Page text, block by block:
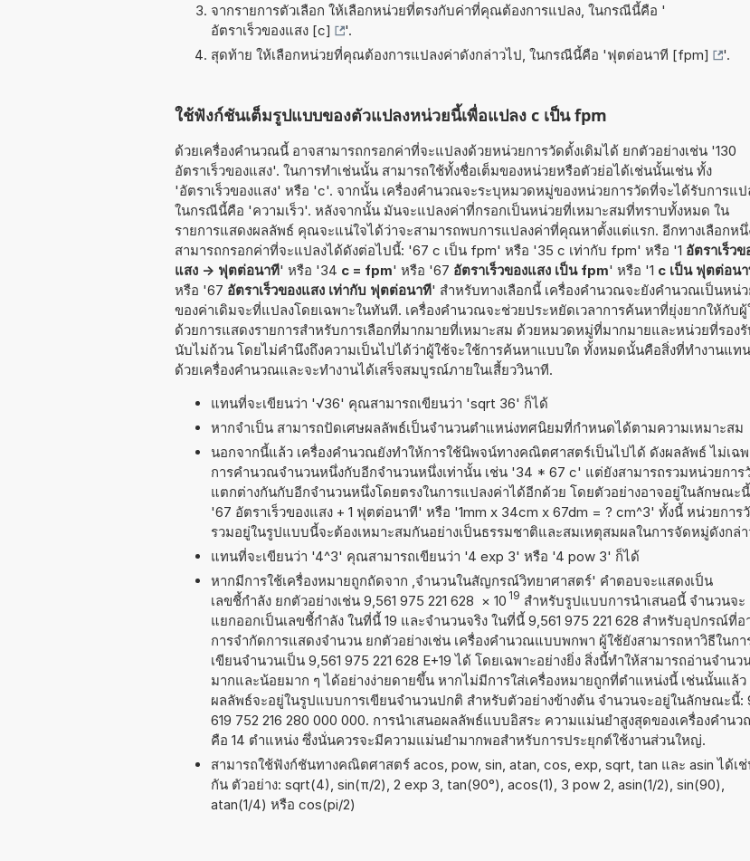
จากรายการตัวเลือก ให้เลือกหน่วยที่ตรงกับค่าที่คุณต้องการแปลง, ในกรณีนี้คือ '
อัตราเร็วของแสง [c]
'.
สุดท้าย ให้เลือกหน่วยที่คุณต้องการแปลงค่าดังกล่าวไป, ในกรณีนี้คือ 'ฟุตต่อนาที [fpm] '.
ใช้ฟังก์ชันเต็มรูปแบบของตัวแปลงหน่วยนี้เพื่อแปลง c เป็น fpm
ด้วยเครื่องคำนวณนี้ อาจสามารถกรอกค่าที่จะแปลงด้วยหน่วยการวัดดั้งเดิมได้ ยกตัวอย่างเช่น '130
อัตราเร็วของแสง'. ในการทำเช่นนั้น สามารถใช้ทั้งชื่อเต็มของหน่วยหรือตัวย่อได้เช่นนั้นเช่น ทั้ง
'อัตราเร็วของแสง' หรือ 'c'. จากนั้น เครื่องคำนวณจะระบุหมวดหมู่ของหน่วยการวัดที่จะได้รับการแป
ในกรณีนี้คือ 'ความเร็ว'. หลังจากนั้น มันจะแปลงค่าที่กรอกเป็นหน่วยที่เหมาะสมที่ทราบทั้งหมด ใน
รายการแสดงผลลัพธ์ คุณจะแน่ใจได้ว่าจะสามารถพบการแปลงค่าที่คุณหาตั้งแต่แรก. อีกทางเลือกหนึ่
สามารถกรอกค่าที่จะแปลงได้ดังต่อไปนี้: '67 c เป็น fpm' หรือ '35 c เท่ากับ fpm' หรือ '1 อัตราเร็วข
แสง -> ฟุตต่อนาที' หรือ '34 c = fpm' หรือ '67 อัตราเร็วของแสง เป็น fpm' หรือ '1 c เป็น ฟุตต่อน
หรือ '67 อัตราเร็วของแสง เท่ากับ ฟุตต่อนาที' สำหรับทางเลือกนี้ เครื่องคำนวณจะยังคำนวณเป็นหน่
ของค่าเดิมจะที่แปลงโดยเฉพาะในทันที. เครื่องคำนวณจะช่วยประหยัดเวลาการค้นหาที่ยุ่งยากให้กับผู้
ด้วยการแสดงรายการสำหรับการเลือกที่มากมายที่เหมาะสม ด้วยหมวดหมู่ที่มากมายและหน่วยที่รอง
นับไม่ถ้วน โดยไม่คำนึงถึงความเป็นไปได้ว่าผู้ใช้จะใช้การค้นหาแบบใด ทั้งหมดนั้นคือสิ่งที่ทำงานแทน
ด้วยเครื่องคำนวณและจะทำงานได้เสร็จสมบูรณ์ภายในเสี้ยววินาที.
แทนที่จะเขียนว่า '√36' คุณสามารถเขียนว่า 'sqrt 36' ก็ได้
หากจำเป็น สามารถปัดเศษผลลัพธ์เป็นจำนวนตำแหน่งทศนิยมที่กำหนดได้ตามความเหมาะสม
นอกจากนี้แล้ว เครื่องคำนวณยังทำให้การใช้นิพจน์ทางคณิตศาสตร์เป็นไปได้ ดังผลลัพธ์ ไม่เฉพ
การคำนวณจำนวนหนึ่งกับอีกจำนวนหนึ่งเท่านั้น เช่น '34 * 67 c' แต่ยังสามารถรวมหน่วยการ
แตกต่างกันกับอีกจำนวนหนึ่งโดยตรงในการแปลงค่าได้อีกด้วย โดยตัวอย่างอาจอยู่ในลักษณะ
'67 อัตราเร็วของแสง + 1 ฟุตต่อนาที' หรือ '1mm x 34cm x 67dm = ? cm^3' ทั้งนี้ หน่วยการ
รวมอยู่ในรูปแบบนี้จะต้องเหมาะสมกันอย่างเป็นธรรมชาติและสมเหตุสมผลในการจัดหมู่ดังกล่า
แทนที่จะเขียนว่า '4^3' คุณสามารถเขียนว่า '4 exp 3' หรือ '4 pow 3' ก็ได้
หากมีการใช้เครื่องหมายถูกถัดจาก ,จำนวนในสัญกรณ์วิทยาศาสตร์' คำตอบจะแสดงเป็น
เลขชี้กำลัง ยกตัวอย่างเช่น 9,561 975 221 628 × 10 19 สำหรับรูปแบบการนำเสนอนี้ จำนวนจะ
แยกออกเป็นเลขชี้กำลัง ในที่นี้ 19 และจำนวนจริง ในที่นี้ 9,561 975 221 628 สำหรับอุปกรณ์ที่อ
การจำกัดการแสดงจำนวน ยกตัวอย่างเช่น เครื่องคำนวณแบบพกพา ผู้ใช้ยังสามารถหาวิธีในกา
เขียนจำนวนเป็น 9,561 975 221 628 E+19 ได้ โดยเฉพาะอย่างยิ่ง สิ่งนี้ทำให้สามารถอ่านจำนว
มากและน้อยมาก ๆ ได้อย่างง่ายดายขึ้น หากไม่มีการใส่เครื่องหมายถูกที่ตำแหน่งนี้ เช่นนั้นแล้ว
ผลลัพธ์จะอยู่ในรูปแบบการเขียนจำนวนปกติ สำหรับตัวอย่างข้างต้น จำนวนจะอยู่ในลักษณะนี้:
619 752 216 280 000 000. การนำเสนอผลลัพธ์แบบอิสระ ความแม่นยำสูงสุดของเครื่องคำน
คือ 14 ตำแหน่ง ซึ่งนั่นควรจะมีความแม่นยำมากพอสำหรับการประยุกต์ใช้งานส่วนใหญ่.
สามารถใช้ฟังก์ชันทางคณิตศาสตร์ acos, pow, sin, atan, cos, exp, sqrt, tan และ asin ได้เ
กัน ตัวอย่าง: sqrt(4), sin(π/2), 2 exp 3, tan(90°), acos(1), 3 pow 2, asin(1/2), sin(90),
atan(1/4) หรือ cos(pi/2)